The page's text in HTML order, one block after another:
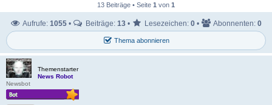
13 Beiträge • Seite 1 von 1
Thema abonnieren
Aufrufe: 1055 • Beiträge: 13 • Lesezeichen: 0 • Abonnenten: 0
Themenstarter
News Robot
Newsbot